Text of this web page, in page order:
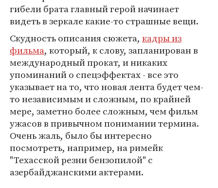
гибели брата главный герой начинает
видеть в зеркале какие-то страшные вещи.
Скудность описания сюжета, кадры из
фильма, который, к слову, запланирован в
международный прокат, и никаких
упоминаний о спецэффектах - все это
указывает на то, что новая лента будет чем-
то независимым и сложным, по крайней
мере, заметно более сложным, чем фильм
ужасов в привычном понимании термина.
Очень жаль, было бы интересно
посмотреть, например, на римейк
"Техасской резни бензопилой" с
азербайджанскими актерами.